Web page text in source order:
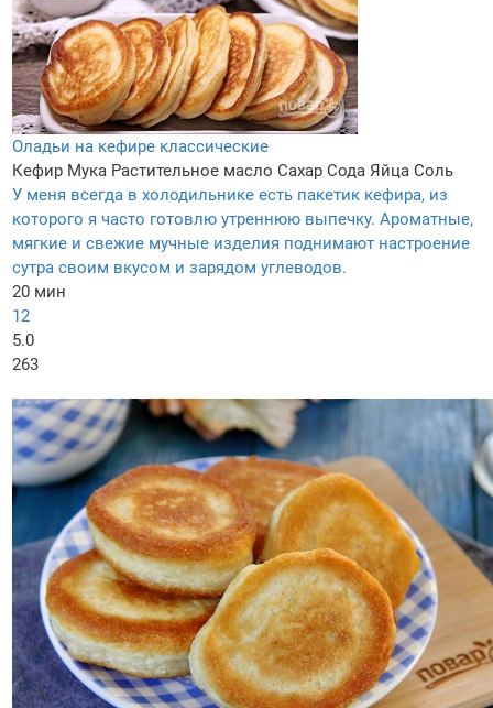
Оладьи на кефире классические
Кефир Мука Растительное масло Сахар Сода Яйца Соль
У меня всегда в холодильнике есть пакетик кефира, из
которого я часто готовлю утреннюю выпечку. Ароматные,
мягкие и свежие мучные изделия поднимают настроение
сутра своим вкусом и зарядом углеводов.
20 мин
12
5.0
263